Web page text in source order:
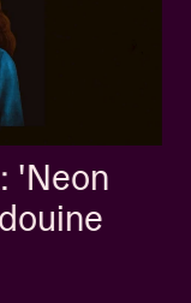
'Neon